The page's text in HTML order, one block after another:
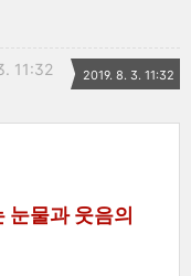
11:32 2019. 8. 3. 11:32
눈물과 웃음의